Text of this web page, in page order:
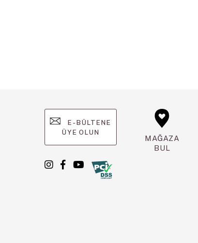
E-BÜLTENE
ÜYE OLUN
MAĞAZA
BUL